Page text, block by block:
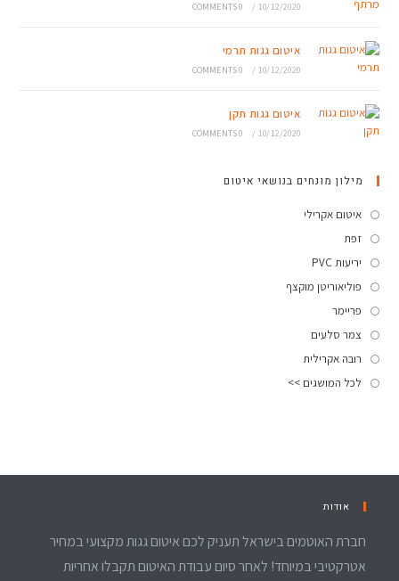
10/12/2020
/
0 COMMENTS
איטום גגות תרמי
10/12/2020
/
0 COMMENTS
איטום גגות תקן
10/12/2020
/
0 COMMENTS
מילון מונחים בנושאי איטום
איטום אקרילי
זפת
יריעות PVC
פוליאוריטן מוקצף
פריימר
צמר סלעים
רובה אקרילית
לכל המושגים >>
אודות
חברת האוטמים בישראל תעניק לכם איטום גגות מקצועי במחיר
אטרקטיבי במיוחד! לאחר סיום עבודת האיטום תקבלו אחריות